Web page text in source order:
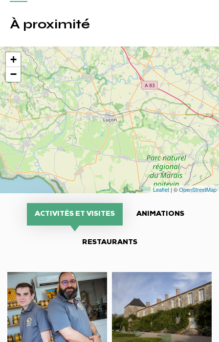
À proximité
+
−
Leaflet| ©OpenStreetMap
ACTIVITÉS ET VISITES ANIMATIONS
RESTAURANTS
Apiculteur,
Le
Rucher
de
Bellevue
Chaligny